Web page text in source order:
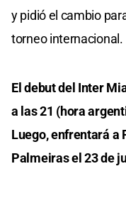
y pidió el cambio
torneo internacional.
El debut del Inter
a las 21 (hora
Luego, enfrentará a
Palmeiras el 23 de